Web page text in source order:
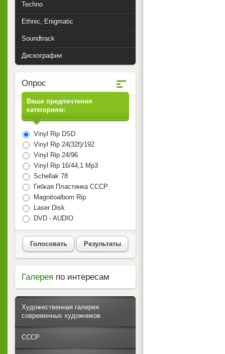
Techno
Ethnic, Enigmatic
Soundtrack
Дискографии
Опрос
Ваши предпочтения
категориям:
Vinyl Rip DSD
Vinyl Rip 24(32f)/192
Vinyl Rip 24/96
Vinyl Rip 16/44,1 Mp3
Schellak 78
Гибкая Пластинка СССР
Magnitoalbom Rip
Laser Disk
DVD - AUDIO
Голосовать Результаты
Галерея по интересам
Художественная галерея
современных художников
СССР